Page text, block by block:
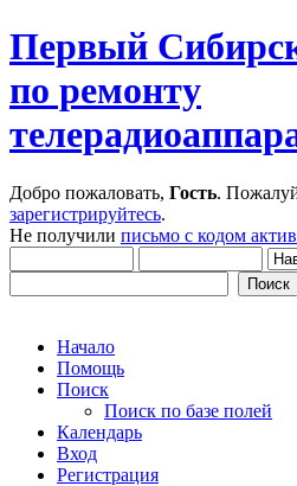
Первый
по ремонту
Добро пожаловать, Гость.
зарегистрируйтесь.
Не получили письмо с кодом
Начало
Помощь
Поиск
Поиск по базе полей
Календарь
Вход
Регистрация